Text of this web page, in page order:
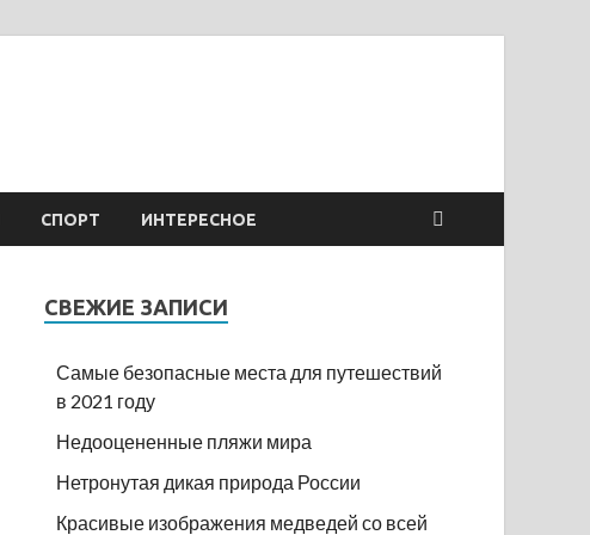
СПОРТ ИНТЕРЕСНОЕ
СВЕЖИЕ ЗАПИСИ
Самые безопасные места для путешествий
в 2021 году
Недооцененные пляжи мира
Нетронутая дикая природа России
Красивые изображения медведей со всей